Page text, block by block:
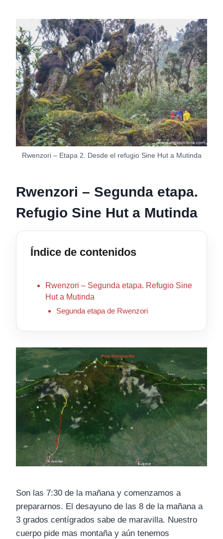
Rwenzori – Etapa 2. Desde el refugio Sine Hut a Mutinda
Rwenzori – Segunda etapa.
Refugio Sine Hut a Mutinda
Índice de contenidos
Rwenzori – Segunda etapa. Refugio Sine
Hut a Mutinda
Segunda etapa de Rwenzori
Son las 7:30 de la mañana y comenzamos a
prepararnos. El desayuno de las 8 de la mañana a
3 grados centígrados sabe de maravilla. Nuestro
cuerpo pide mas montaña y aún tenemos